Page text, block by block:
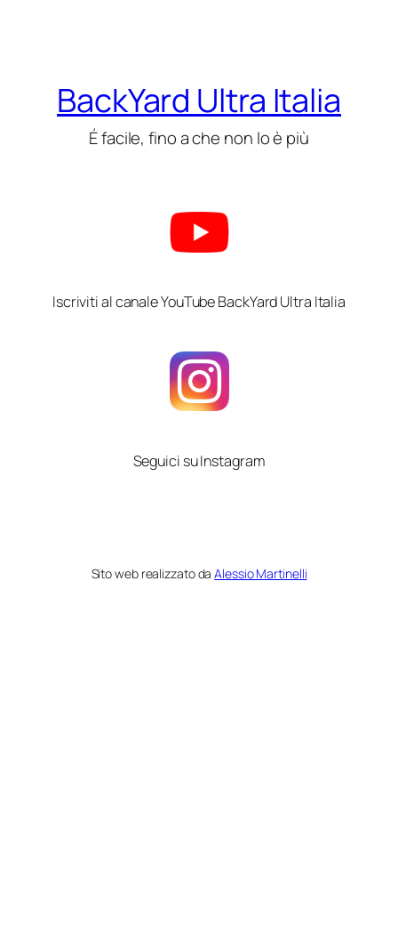
BackYard Ultra Italia
É facile, fino a che non lo è più
Iscriviti al canale YouTube BackYard Ultra Italia
Seguici su Instagram
Sito web realizzato daAlessio Martinelli